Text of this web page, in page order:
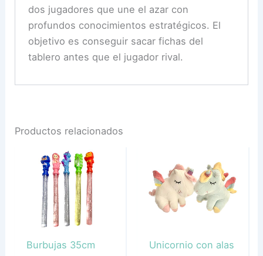
dos jugadores que une el azar con
profundos conocimientos estratégicos. El
objetivo es conseguir sacar fichas del
tablero antes que el jugador rival.
Productos relacionados
Burbujas 35cm
Unicornio con alas